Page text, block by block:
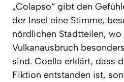
„Colapso“ gibt den
der Insel eine Stimme,
nördlichen Stadtteilen,
Vulkanausbruch
sind. Coello erklärt, dass
Fiktion entstanden ist,